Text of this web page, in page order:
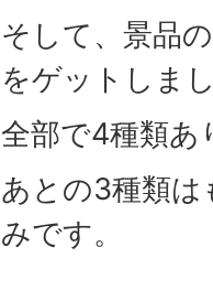
そして、景品
をゲットしま
全部で4種類あ
あとの3種類
みです。